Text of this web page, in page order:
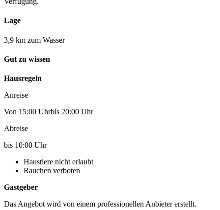
Lage
3,9 km zum Wasser
Gut zu wissen
Hausregeln
Anreise
Von 15:00 Uhrbis 20:00 Uhr
Abreise
bis 10:00 Uhr
Haustiere nicht erlaubt
Rauchen verboten
Gastgeber
Das Angebot wird von einem professionellen Anbieter erstellt.